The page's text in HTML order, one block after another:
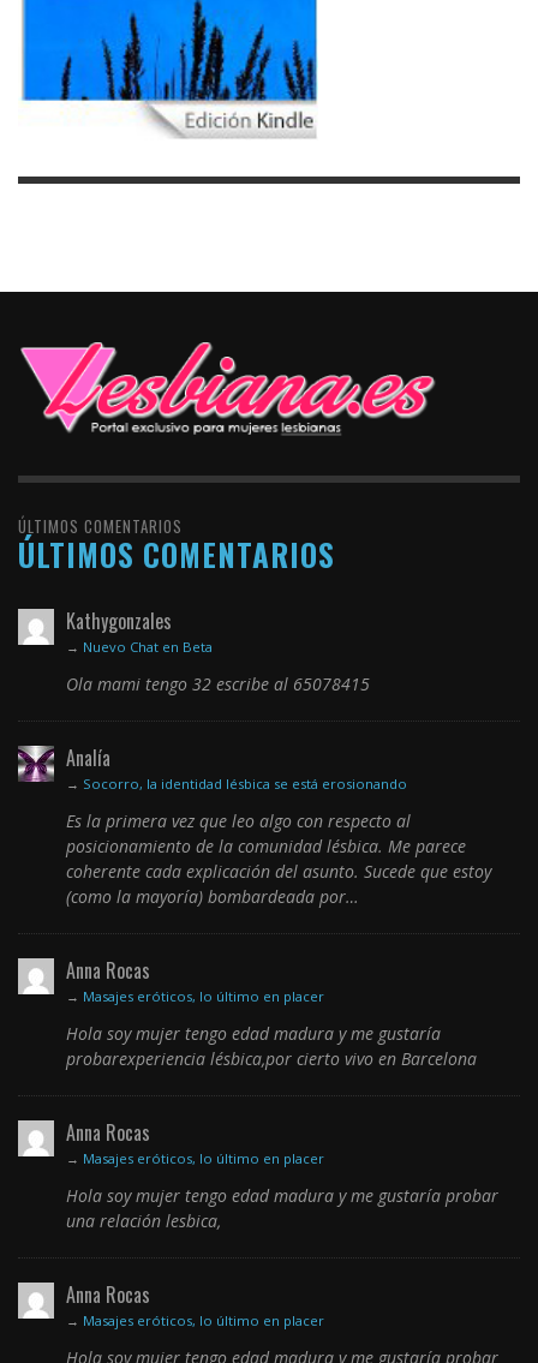
ÚLTIMOS COMENTARIOS
ÚLTIMOS COMENTARIOS
Kathygonzales
→ Nuevo Chat en Beta
Ola mami tengo 32 escribe al 65078415
Analía
→ Socorro, la identidad lésbica se está erosionando
Es la primera vez que leo algo con respecto al
posicionamiento de la comunidad lésbica. Me parece
coherente cada explicación del asunto. Sucede que estoy
(como la mayoría) bombardeada por…
Anna Rocas
→ Masajes eróticos, lo último en placer
Hola soy mujer tengo edad madura y me gustaría
probarexperiencia lésbica,por cierto vivo en Barcelona
Anna Rocas
→ Masajes eróticos, lo último en placer
Hola soy mujer tengo edad madura y me gustaría probar
una relación lesbica,
Anna Rocas
→ Masajes eróticos, lo último en placer
Hola soy mujer tengo edad madura y me gustaría probar